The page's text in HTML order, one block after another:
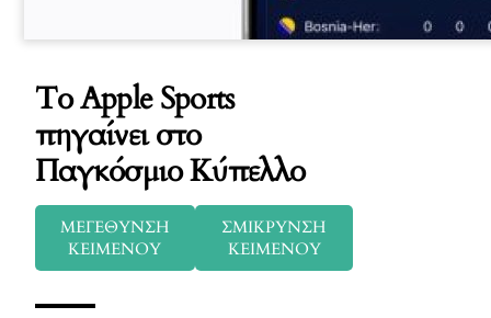
Το Apple Sports
πηγαίνει στο
Παγκόσμιο Κύπελλο
ΜΕΓΕΘΥΝΣΗ
ΚΕΙΜΕΝΟΥ
ΣΜΙΚΡΥΝΣΗ
ΚΕΙΜΕΝΟΥ